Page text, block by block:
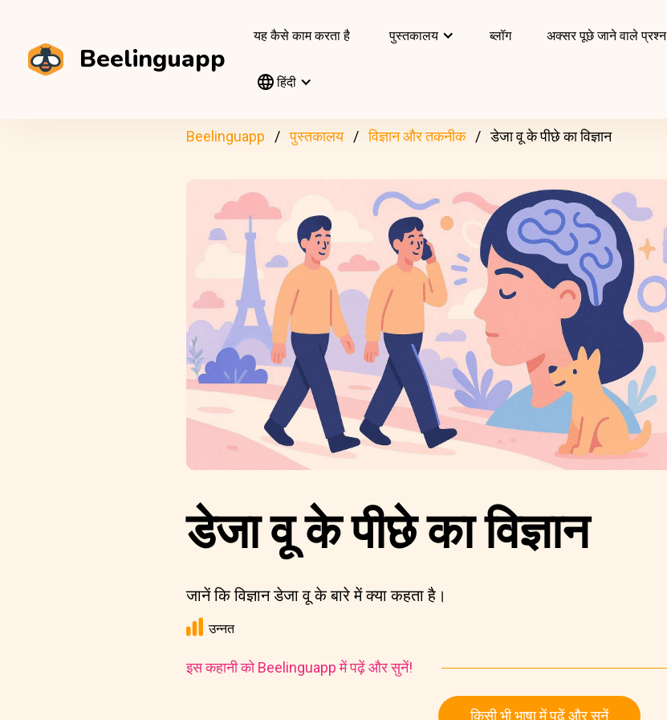
Beelinguapp
यह कैसे काम करता है पुस्तकालय ब्लॉग अक्सर पूछे जाने वाले प्रश्न
हिंदी
Beelinguapp पुस्तकालय विज्ञान और तकनीक डेजा वू के पीछे का विज्ञान
डेजा वू के पीछे का विज्ञान
जानें कि विज्ञान डेजा वू के बारे में क्या कहता है।
उन्नत
इस कहानी को Beelinguapp में पढ़ें और सुनें!
किसी भी भाषा में पढ़ें और सुनें